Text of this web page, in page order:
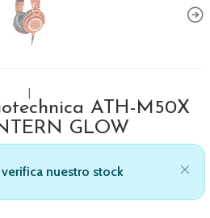
ATH-M50X
GLOW
nuestro stock